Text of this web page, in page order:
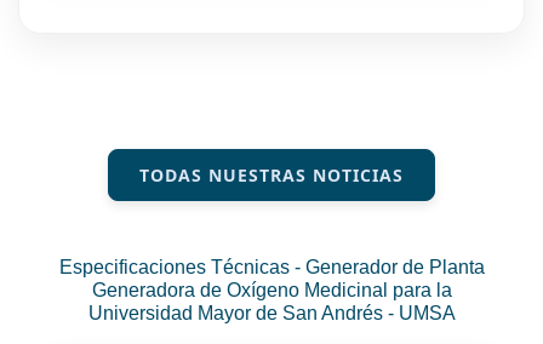
TODAS NUESTRAS NOTICIAS
Especificaciones Técnicas - Generador de Planta
Generadora de Oxígeno Medicinal para la
Universidad Mayor de San Andrés - UMSA